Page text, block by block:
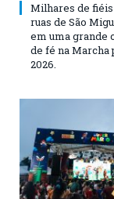
Milhares de
ruas de São
em uma grande
de fé na Marcha
2026.